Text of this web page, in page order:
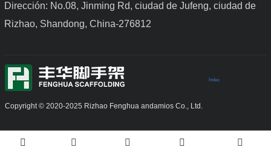
Dirección: No.08, Jinming Rd, ciudad de Jufeng, ciudad de
Rizhao, Shandong, China-276812
Copyright © 2020-2025 Rizhao Fenghua andamios Co., Ltd.
Index